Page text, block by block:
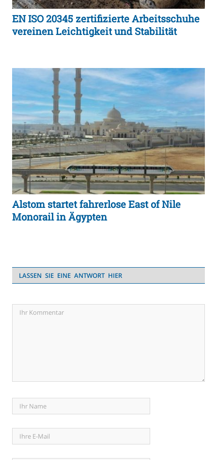
EN ISO 20345 zertifizierte Arbeitsschuhe
vereinen Leichtigkeit und Stabilität
Alstom startet fahrerlose East of Nile
Monorail in Ägypten
LASSEN SIE EINE ANTWORT HIER